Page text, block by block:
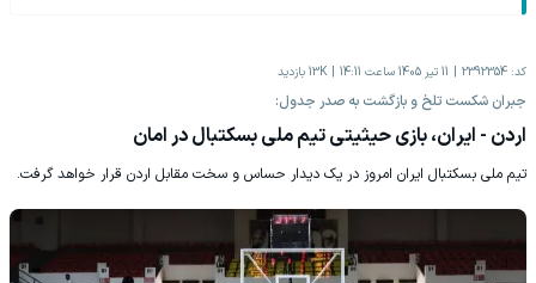
کد: 2392354 11 تیر 1405 ساعت 14:11 13K بازدید
‏جبران شکست تلخ و بازگشت به صدر جدول:
اردن - ایران، بازی حیثیتی تیم ملی بسکتبال در امان
تیم ملی بسکتبال ایران امروز در یک دیدار حساس و سخت مقابل اردن قرار خواهد گرفت.